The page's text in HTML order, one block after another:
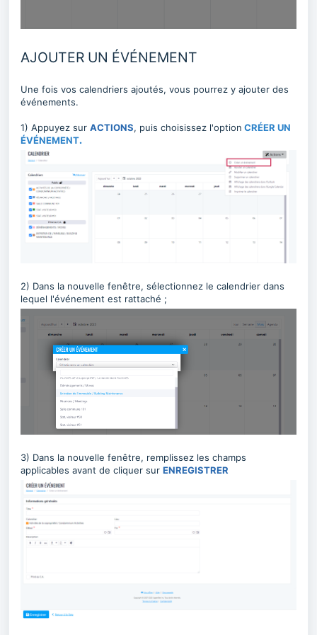
AJOUTER UN ÉVÉNEMENT
Une fois vos calendriers ajoutés, vous pourrez y ajouter des
événements.
1) Appuyez sur ACTIONS, puis choisissez l'option CRÉER UN
ÉVÉNEMENT.
2) Dans la nouvelle fenêtre, sélectionnez le calendrier dans
lequel l'événement est rattaché ;
3) Dans la nouvelle fenêtre, remplissez les champs
applicables avant de cliquer sur ENREGISTRER